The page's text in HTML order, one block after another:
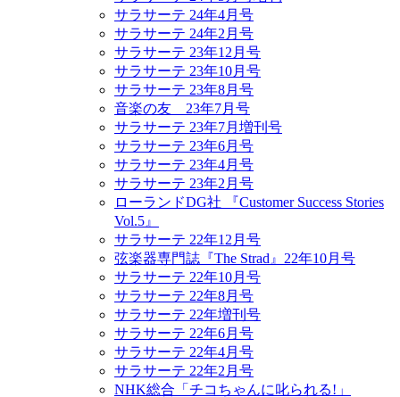
サラサーテ 24年4月号
サラサーテ 24年2月号
サラサーテ 23年12月号
サラサーテ 23年10月号
サラサーテ 23年8月号
音楽の友 23年7月号
サラサーテ 23年7月増刊号
サラサーテ 23年6月号
サラサーテ 23年4月号
サラサーテ 23年2月号
ローランドDG社 『Customer Success Stories
Vol.5』
サラサーテ 22年12月号
弦楽器専門誌『The Strad』22年10月号
サラサーテ 22年10月号
サラサーテ 22年8月号
サラサーテ 22年増刊号
サラサーテ 22年6月号
サラサーテ 22年4月号
サラサーテ 22年2月号
NHK総合「チコちゃんに叱られる!」